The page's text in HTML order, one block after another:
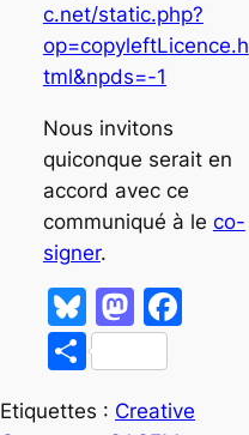
c.net/static.php?
op=copyleftLicence.h
tml&npds=-1
Nous invitons
quiconque serait en
accord avec ce
communiqué à le co-
signer.
Bl
u
e
s
M
a
st
o
F
e
P
Etiquettes : Creative